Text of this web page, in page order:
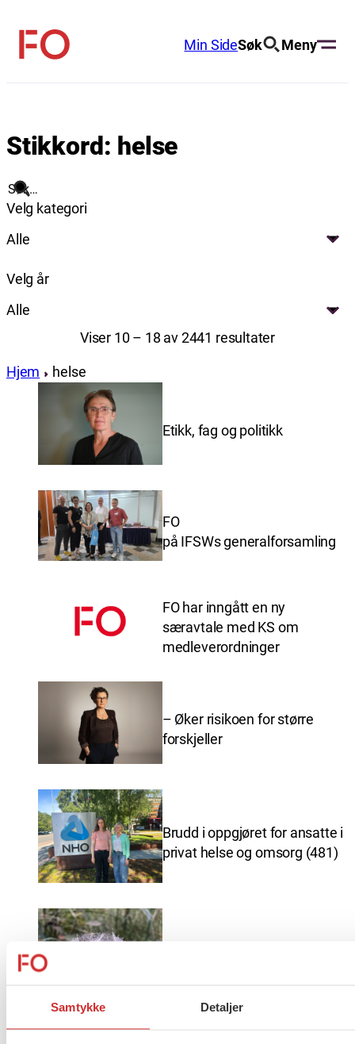
Samtykke Detaljer
innhold
FO
Min SideSøk Meny
Stikkord: helse
Søk
Velg kategori
Alle
Velg år
Alle
Viser 10 – 18 av 2441 resultater
Hjem helse
Etikk, fag og politikk
FO
på IFSWs generalforsamling
FO har inngått en ny
særavtale med KS om
medleverordninger
– Øker risikoen for større
forskjeller
Brudd i oppgjøret for ansatte i
privat helse og omsorg (481)